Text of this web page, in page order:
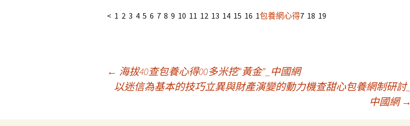
< 1 2 3 4 5 6 7 8 9 10 11 12 13 14 15 16 1包養網心得7 18 19
← 海拔40查包養心得00多米挖“黃金”_中國網
以迷信為基本的技巧立異與財產演變的動力機查甜心包養網制研討_
中國網 →